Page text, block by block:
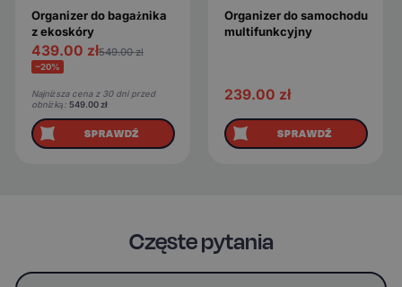
Organizer do bagażnika
z ekoskóry
439.00 zł549.00zł
−20%
Najniższa cena z 30 dni przed
obniżką: 549.00zł
SPRAWDŹ
Organizer do samochodu
multifunkcyjny
239.00 zł
SPRAWDŹ
Częste pytania